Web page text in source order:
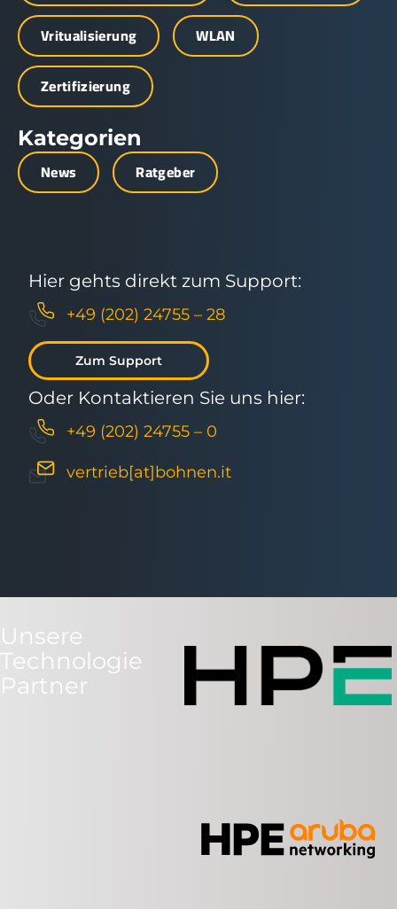
Vritualisierung
WLAN
Zertifizierung
Kategorien
News Ratgeber
Hier gehts direkt zum Support:
+49 (202) 24755 – 28
Zum Support
Oder Kontaktieren Sie uns hier:
+49 (202) 24755 – 0
vertrieb[at]bohnen.it
Unsere
Technologie
Partner